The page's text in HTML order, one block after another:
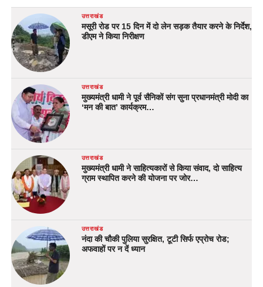
उत्तराखंड
मसूरी रोड पर 15 दिन में दो लेन सड़क तैयार करने के निर्देश,
डीएम ने किया निरीक्षण
उत्तराखंड
मुख्यमंत्री धामी ने पूर्व सैनिकों संग सुना प्रधानमंत्री मोदी का
‘मन की बात’ कार्यक्रम…
उत्तराखंड
मुख्यमंत्री धामी ने साहित्यकारों से किया संवाद, दो साहित्य
ग्राम स्थापित करने की योजना पर जोर…
उत्तराखंड
नंदा की चौकी पुलिया सुरक्षित, टूटी सिर्फ एप्रोच रोड;
अफवाहों पर न दें ध्यान